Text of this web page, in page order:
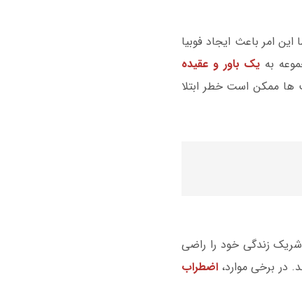
امر باعث ایجاد فوبیا
به یک باور و عقیده
ها ممکن است خطر ابتلا
شریک زندگی خود را راضی
در برخی موارد، اضطراب